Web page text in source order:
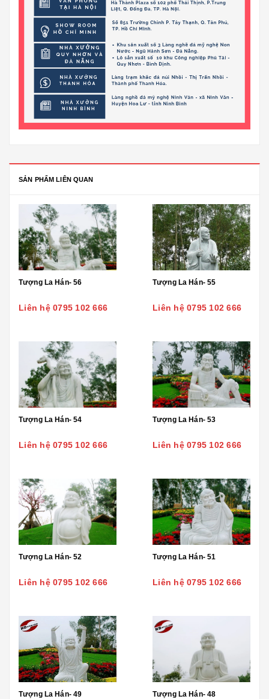
SẢN PHẨM LIÊN QUAN
Tượng La Hán- 56
Liên hệ 0795 102 666
Tượng La Hán- 55
Liên hệ 0795 102 666
Tượng La Hán- 54
Liên hệ 0795 102 666
Tượng La Hán- 53
Liên hệ 0795 102 666
Tượng La Hán- 52
Liên hệ 0795 102 666
Tượng La Hán- 51
Liên hệ 0795 102 666
Tượng La Hán- 49 Tượng La Hán- 48